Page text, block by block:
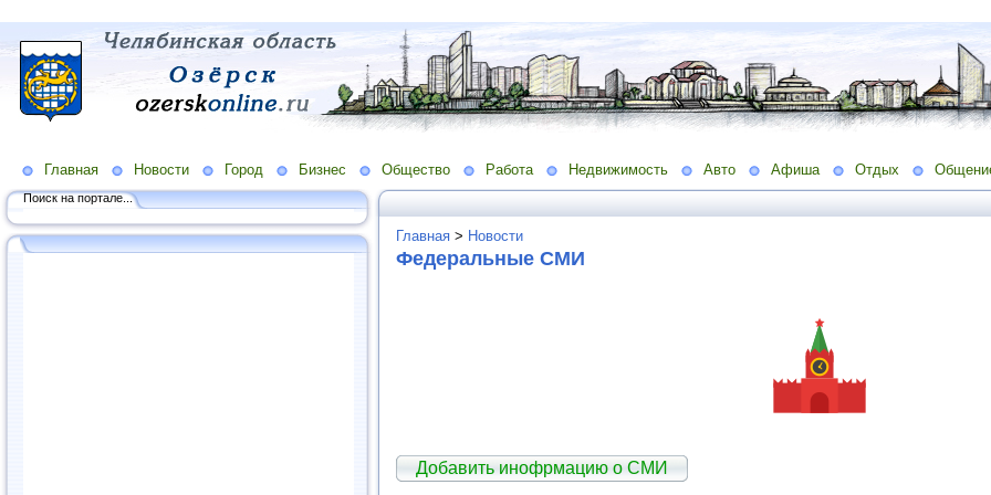
Главная Новости Город Бизнес Общество Работа Недвижимость Авто Афиша Отдых
Поиск на портале...
Главная > Новости
Федеральные СМИ
Добавить инофрмацию о СМИ